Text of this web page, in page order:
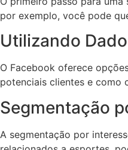
por exemplo, você pode
Utilizando
O Facebook oferece
potenciais clientes e como
Segmentação
A segmentação por